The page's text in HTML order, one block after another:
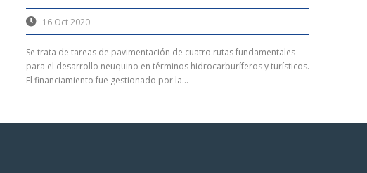
16 Oct 2020
Se trata de tareas de pavimentación de cuatro rutas fundamentales
para el desarrollo neuquino en términos hidrocarburíferos y turísticos.
El financiamiento fue gestionado por la...